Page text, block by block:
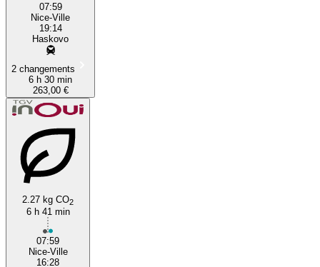
07:59
Nice-Ville
19:14
Haskovo
2 changements
6 h 30 min
263,00 €
2.27 kg CO2
6 h 41 min
07:59
Nice-Ville
16:28